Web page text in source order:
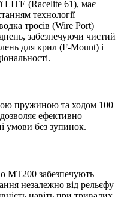
LITE (Racelite 61), має
технології
тросів (Wire Port)
забезпечуючи чистий
для крил (F-Mount) і
пружиною та ходом 100
ефективно
умови без зупинок.
MT200 забезпечують
незалежно від рельєфу